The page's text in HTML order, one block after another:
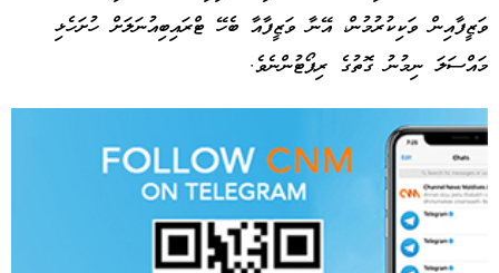
ވަޒީފާއިން ވަކިކުރުމުން، އޭނާ ވަޒީފާއާ ބެހޭ ޓްރައިބިއުނަލަށް ހުށަހެޅި
މައްސަލަ ނިމުނު ގޮތުގެ ރިޕޯޓުންނެވެ.